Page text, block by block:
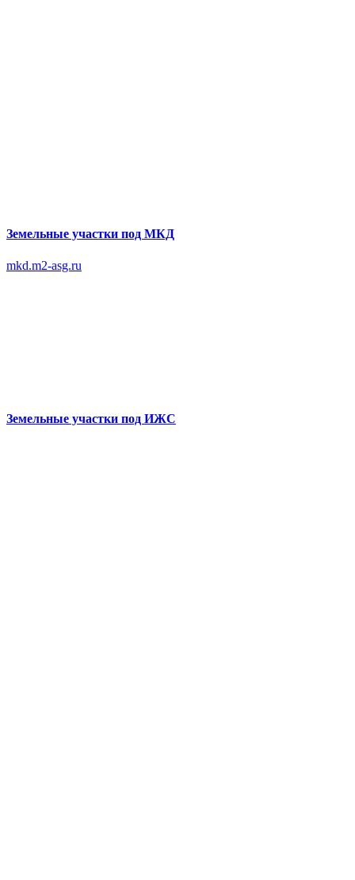
Земельные участки под МКД
mkd.m2-asg.ru
Земельные участки под ИЖС